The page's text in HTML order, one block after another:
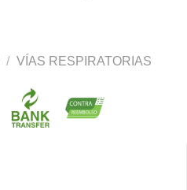
/ VÍAS RESPIRATORIAS